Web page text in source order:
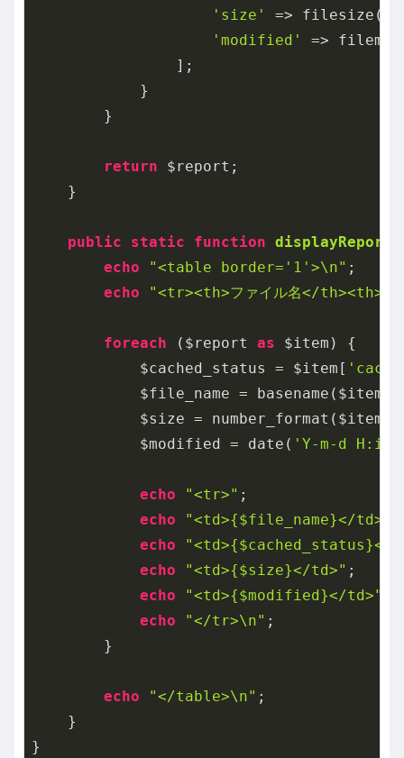
'size'
=>
'modified'
=>
                ];
            }
        }
return $report;
    }
public static function displayReport
echo
"<table border='1'>\n" ;
echo
"<tr><th>ファイル名</th><th>
foreach ($report as $item) {
            $cached_status = $item[
            $file_name = basename($item[
            $size = number_format($item[
            $modified = date(
'Y-m-d
echo "<tr>" ;
echo
"<td>{$file_name}</td>"
echo
"<td>{$cached_status}</
echo
"<td>{$size}</td>" ;
echo
"<td>{$modified}</td>"
echo
"</tr>\n" ;
        }
echo "</table>\n" ;
    }
}